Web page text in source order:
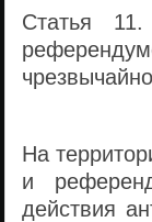
Статья
На
и
действия